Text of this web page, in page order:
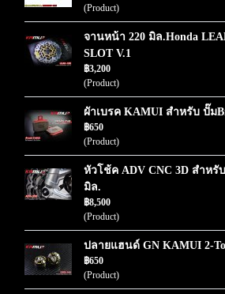
(Product)
จานหน้า 220 มิล.Honda
SLOT V.1
฿3,200
(Product)
ผัาเบรค KAMUI สำหรับ ปั๊ม
฿650
(Product)
หัวโช้ค ADV CNC 3D สำหรั
มิล.
฿8,500
(Product)
ปลายแฮนด์ GN KAMUI 2-
฿650
(Product)